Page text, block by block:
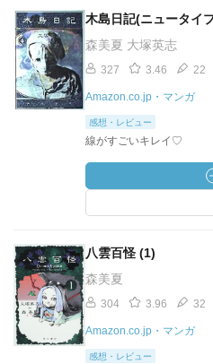
木島日記(ニュータイ
森美夏 大塚英志
327 3.46 22
Amazon.co.jp・マンガ
感想・レビュー
線がすごいキレイ♡
八雲百怪 (1)
森美夏
304 3.96 32
Amazon.co.jp・マンガ
感想・レビュー